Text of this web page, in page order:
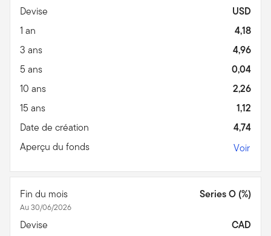
Devise
USD
1 an
4,18
3 ans
4,96
5 ans
0,04
10 ans
2,26
15 ans
1,12
Date de création
4,74
Aperçu du fonds
Voir
Fin du mois
Au 30/06/2026
Series O (%)
Devise
CAD